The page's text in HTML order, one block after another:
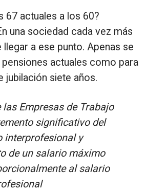
67 actuales a los 60?
una sociedad cada vez más
a ese punto. Apenas se
actuales como para
jubilación siete años.
Empresas de Trabajo
significativo del
interprofesional y
de un salario máximo
al salario